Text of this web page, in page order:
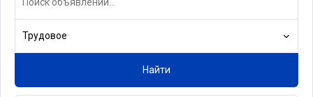
Трудовое
Найти